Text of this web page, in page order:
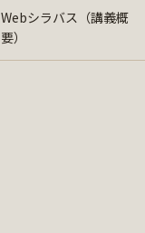
Webシラバス（講義概
要）